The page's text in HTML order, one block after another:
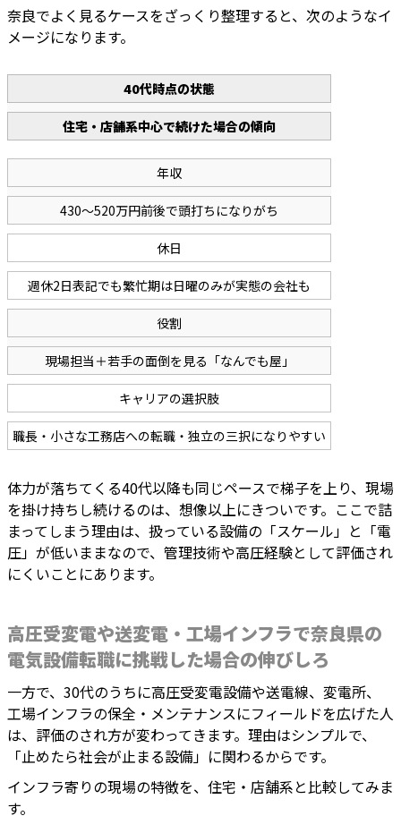
奈良でよく見るケースをざっくり整理すると、次のようなイ
メージになります。
40代時点の状態
住宅・店舗系中心で続けた場合の傾向
年収
430〜520万円前後で頭打ちになりがち
休日
週休2日表記でも繁忙期は日曜のみが実態の会社も
役割
現場担当＋若手の面倒を見る「なんでも屋」
キャリアの選択肢
職長・小さな工務店への転職・独立の三択になりやすい
体力が落ちてくる40代以降も同じペースで梯子を上り、現場
を掛け持ちし続けるのは、想像以上にきついです。ここで詰
まってしまう理由は、扱っている設備の「スケール」と「電
圧」が低いままなので、管理技術や高圧経験として評価され
にくいことにあります。
高圧受変電や送変電・工場インフラで奈良県の
電気設備転職に挑戦した場合の伸びしろ
一方で、30代のうちに高圧受変電設備や送電線、変電所、
工場インフラの保全・メンテナンスにフィールドを広げた人
は、評価のされ方が変わってきます。理由はシンプルで、
「止めたら社会が止まる設備」に関わるからです。
インフラ寄りの現場の特徴を、住宅・店舗系と比較してみま
す。